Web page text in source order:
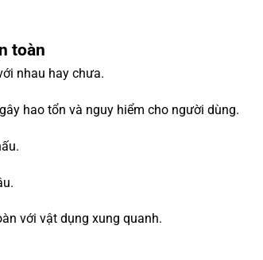
toàn
nhau hay chưa.
hao tổn và nguy hiểm cho người dùng.
với vật dụng xung quanh.